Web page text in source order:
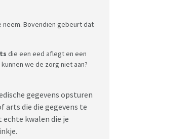
Bovendien gebeurt dat
die een eed aflegt en een
we de zorg niet aan?
gegevens opsturen
arts die die gegevens te
kwalen die je